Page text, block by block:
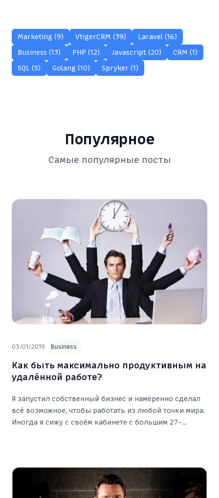
Marketing (9) VtigerCRM (39)
Laravel (16)
Business (13)
PHP (12) Javascript (20)
CRM (1)
SQL (5)
Golang (10) Spryker (1)
Популярное
Самые популярные посты
03/01/2019 Business
Как быть максимально продуктивным на
удалённой работе?
Я запустил собственный бизнес и намеренно сделал
всё возможное, чтобы работать из любой точки мира.
Иногда я сижу с своём кабинете с большим 27-